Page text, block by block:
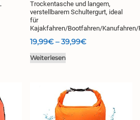
Trockentasche und langem,
verstellbarem Schultergurt, ideal
für
Kajakfahren/Bootfahren/
19,99€ –39,99€Preisspanne:
Weiterlesen